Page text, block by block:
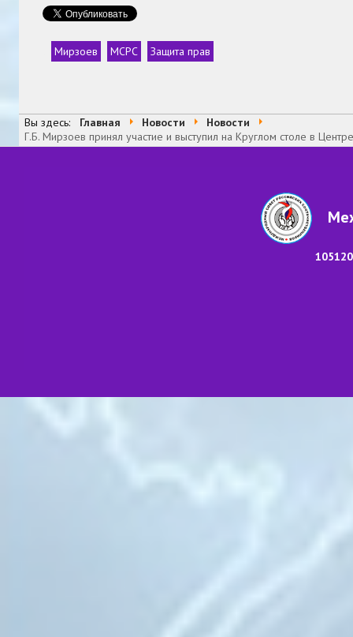
Мирзоев МСРС Защита прав
Вы здесь: Главная Новости
Новости
Г.Б. Мирзоев принял участие и выступил на Круглом столе в